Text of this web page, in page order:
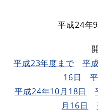
平成24年
平成23年度まで
平
16日
平成24年10月18日
月16日